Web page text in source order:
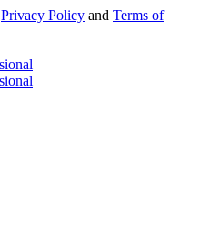
Privacy Policy and Terms of